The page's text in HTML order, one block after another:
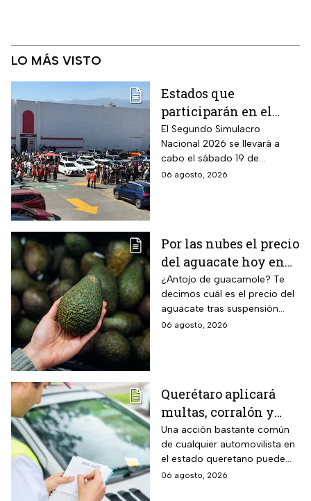
LO MÁS VISTO
Estados que
participarán en el
Segundo Simulacro
Nacional 2026
El Segundo Simulacro
Nacional 2026 se llevará a
cabo el sábado 19 de
septiembre y tendrá hipótesis
06 agosto, 2026
Por las nubes el precio
del aguacate hoy en
México
¿Antojo de guacamole? Te
decimos cuál es el precio del
aguacate tras suspensión
temporal de exportaciones de
06 agosto, 2026
Querétaro aplicará
multas, corralón y
hasta arresto a
quienes cometan esta
infracción con su auto
Una acción bastante común
de cualquier automovilista en
el estado queretano puede
derivar en una dura sanción
06 agosto, 2026